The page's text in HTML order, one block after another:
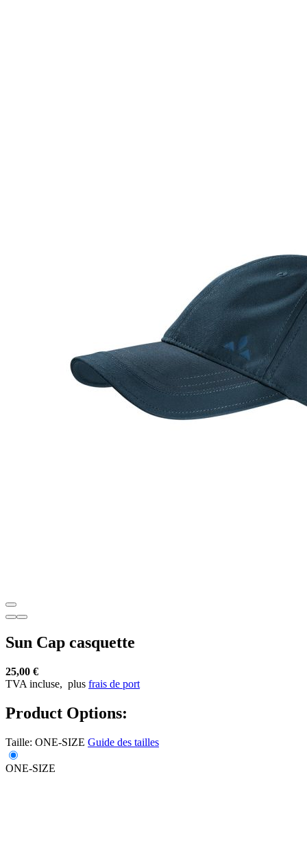
Sun Cap casquette
25,00 €
TVA incluse, plus frais de port
Product Options:
Taille: ONE-SIZE Guide des tailles
ONE-SIZE